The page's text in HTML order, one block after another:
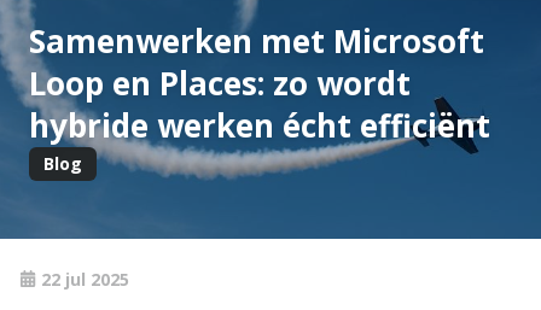
Samenwerken met Microsoft
Loop en Places: zo wordt
hybride werken écht efficiënt
Blog
22 jul 2025